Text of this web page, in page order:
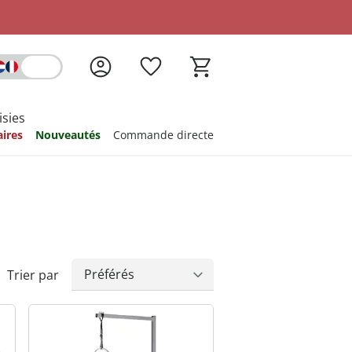
Nouveautés Commande directe
Trier par